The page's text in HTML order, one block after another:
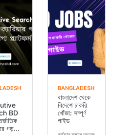
BD
গড়...
BANGLADESH
বাংলাদেশ থেকে
বিদেশে চাকরি
খোঁজা: সম্পূর্ণ
গাইড